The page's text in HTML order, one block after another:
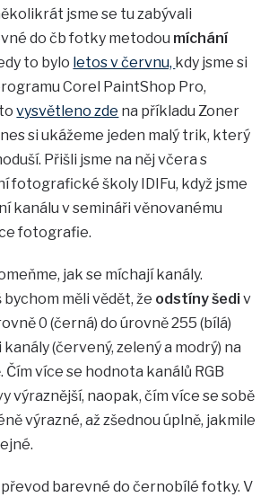
jsme se tu zabývali
do čb fotky metodou míchání
to bylo letos v červnu, kdy jsme si
Corel PaintShop Pro,
tovysvětleno zde na příkladu Zoner
si ukážeme jeden malý trik, který
Přišli jsme na něj včera s
fotografické školy IDIFu, když jsme
kanálu v semináři věnovanému
fotografie.
jak se míchají kanály.
měli vědět, že odstíny šediv
0 (černá) do úrovně 255 (bílá)
(červený, zelený a modrý) na
více se hodnota kanálů RGB
výraznější, naopak, čím více se sobě
výrazné, až zšednou úplně, jakmile
barevné do černobílé fotky. V